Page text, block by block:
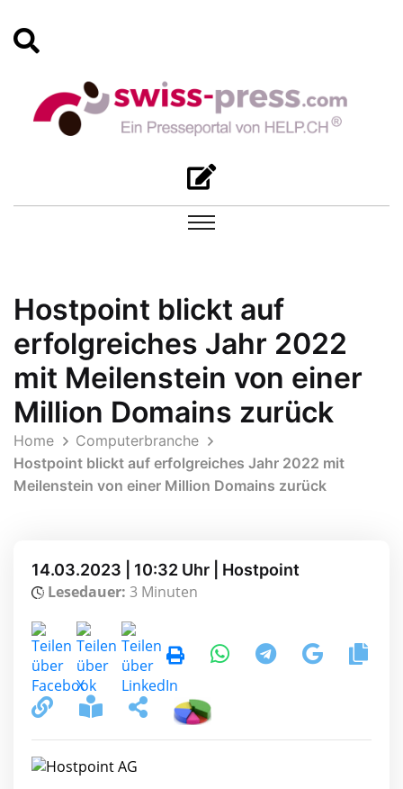
Hostpoint blickt auf
erfolgreiches Jahr 2022
mit Meilenstein von einer
Million Domains zurück
Home
Computerbranche
Hostpoint blickt auf erfolgreiches Jahr 2022 mit
Meilenstein von einer Million Domains zurück
14.03.2023 | 10:32 Uhr | Hostpoint
Lesedauer: 3 Minuten